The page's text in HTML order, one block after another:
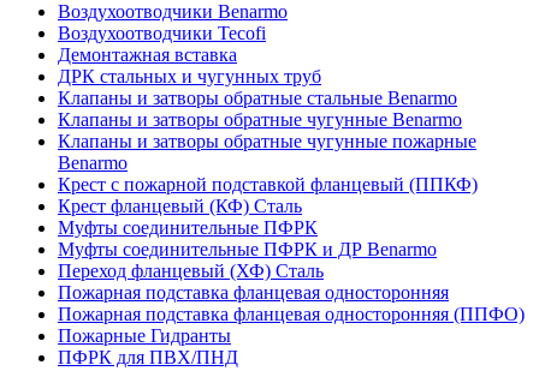
Воздухоотводчики Benarmo
Воздухоотводчики Tecofi
Демонтажная вставка
ДРК стальных и чугунных труб
Клапаны и затворы обратные стальные Benarmo
Клапаны и затворы обратные чугунные Benarmo
Клапаны и затворы обратные чугунные пожарные
Benarmo
Крест с пожарной подставкой фланцевый (ППКФ)
Крест фланцевый (КФ) Сталь
Муфты соединительные ПФРК
Муфты соединительные ПФРК и ДР Benarmo
Переход фланцевый (ХФ) Сталь
Пожарная подставка фланцевая односторонняя
Пожарная подставка фланцевая односторонняя (ППФО)
Пожарные Гидранты
ПФРК для ПВХ/ПНД